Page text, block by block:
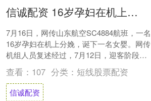
信诚配资 16岁孕妇在机上诞下一女婴致航班延误？航司称系公司原因延误，海口机场：母女平安_记录时间_航空_山东
7月16日，网传山东航空SC4884航班，一名
16岁孕妇在机上分娩，诞下一名女婴。网传
机组人员复述经过，7月12日，迎客阶段发
现一乘客手捂腹部表情痛苦，随后告知....
查看： 107 分类： 短线股票配资
信诚配资